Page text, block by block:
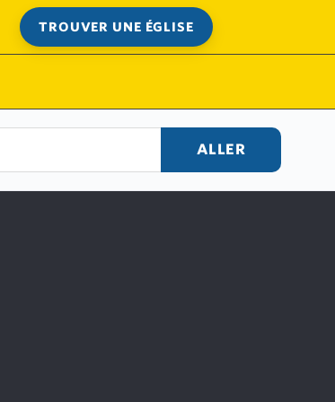
TROUVER UNE ÉGLISE
ALLER